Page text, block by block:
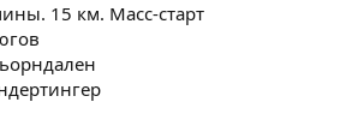
15 км. Масс-старт